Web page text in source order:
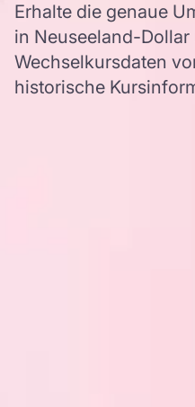
Erhalte die genaue
in Neuseeland-
Wechselkursdaten
historische